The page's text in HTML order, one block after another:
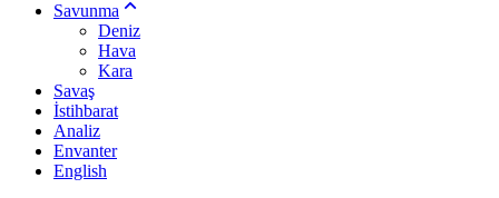
Savunma
Deniz
Hava
Kara
Savaş
İstihbarat
Analiz
Envanter
English